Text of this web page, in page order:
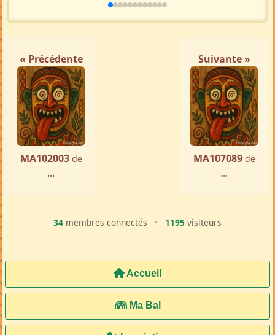
« Précédente
MA102003 de
...
Suivante »
MA107089 de
...
34 membres connectés • 1195 visiteurs
Accueil
Ma Bal